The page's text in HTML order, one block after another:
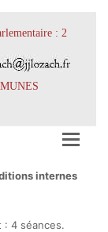
: 2
internes
: 4 séances.